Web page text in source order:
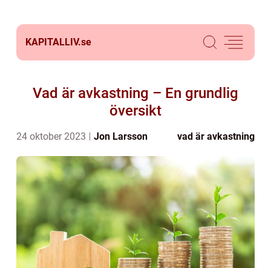
KAPITALLIV.se
Vad är avkastning – En grundlig
översikt
24 oktober 2023 Jon Larsson vad är avkastning